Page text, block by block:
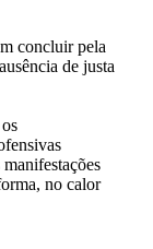
concluir pela
de justa
no calor